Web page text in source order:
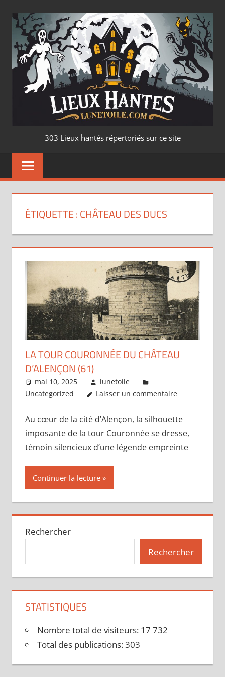
contenu
LIEUX
–
303 Lieux hantés répertoriés sur ce site
ÉTIQUETTE :CHÂTEAU DES DUCS
LA TOUR COURONNÉE DU CHÂTEAU
D’ALENÇON (61)
mai 10, 2025
lunetoile
Uncategorized
Laisser un commentaire
Au cœur de la cité d’Alençon, la silhouette
imposante de la tour Couronnée se dresse,
témoin silencieux d’une légende empreinte
Continuer la lecture
Rechercher
Rechercher
STATISTIQUES
Nombre total de visiteurs: 17 732
Total des publications:303